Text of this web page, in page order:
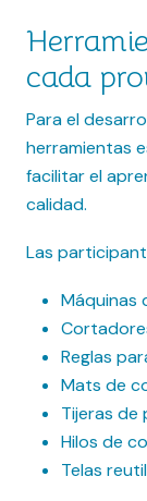
cada
Para el
herramientas
facilitar el
calidad.
Las
Máquinas
Reglas
Mats de
Tijeras de
Hilos de
Telas